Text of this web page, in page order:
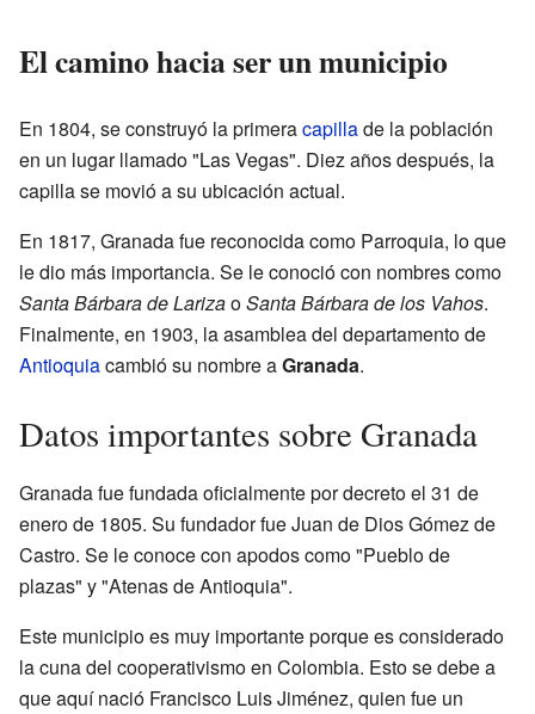
El camino hacia ser un municipio
En 1804, se construyó la primeracapillade la población
en un lugar llamado "Las Vegas". Diez años después, la
capilla se movió a su ubicación actual.
En 1817, Granada fue reconocida como Parroquia, lo que
le dio más importancia. Se le conoció con nombres como
Santa Bárbara de LarizaoSanta Bárbara de los Vahos.
Finalmente, en 1903, la asamblea del departamento de
Antioquiacambió su nombre aGranada.
Datos importantes sobre Granada
Granada fue fundada oficialmente por decreto el 31 de
enero de 1805. Su fundador fue Juan de Dios Gómez de
Castro. Se le conoce con apodos como "Pueblo de
plazas" y "Atenas de Antioquia".
Este municipio es muy importante porque es considerado
la cuna del cooperativismo en Colombia. Esto se debe a
que aquí nació Francisco Luis Jiménez, quien fue un